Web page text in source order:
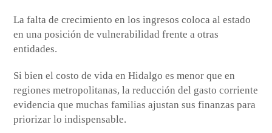
La falta de crecimiento en los ingresos coloca al estado
en una posición de vulnerabilidad frente a otras
entidades.
Si bien el costo de vida en Hidalgo es menor que en
regiones metropolitanas, la reducción del gasto corriente
evidencia que muchas familias ajustan sus finanzas para
priorizar lo indispensable.